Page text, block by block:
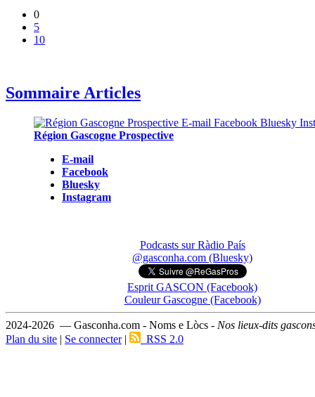
0
5
10
Sommaire Articles
Région Gascogne Prospective
E-mail
Facebook
Bluesky
Instagram
Podcasts sur Ràdio País
@gasconha.com (Bluesky)
Esprit GASCON (Facebook)
Couleur Gascogne (Facebook)
2024-2026 — Gasconha.com - Noms e Lòcs - Nos lieux-dits
Plan du site | Se connecter| RSS 2.0